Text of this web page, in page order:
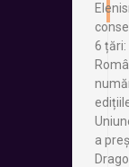
6 țări:
a